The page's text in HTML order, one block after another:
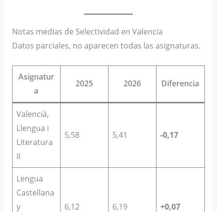
Notas medias de Selectividad en Valencia
Datos parciales, no aparecen todas las asignaturas.
Asignatur
a
2025 2026 Diferencia
Valencià,
Llengua i
Literatura
II
5,58 5,41 -0,17
Lengua
Castellana
y
6,12 6,19 +0,07